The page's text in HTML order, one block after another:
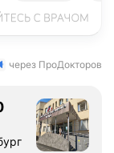
через ПроДокторов